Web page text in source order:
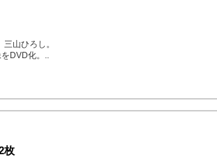
山ひろし。
DVD化。..
枚